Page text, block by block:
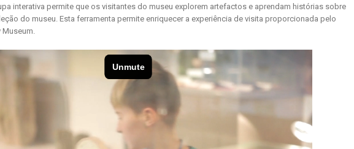
interativa permite que os visitantes do museu explorem artefactos e aprendam histórias sobre
do museu. Esta ferramenta permite enriquecer a experiência de visita proporcionada pelo
Museum.